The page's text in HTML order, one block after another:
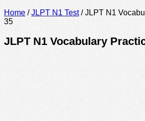
Home / JLPT N1 Test / JLPT N1
35
JLPT N1 Vocabulary